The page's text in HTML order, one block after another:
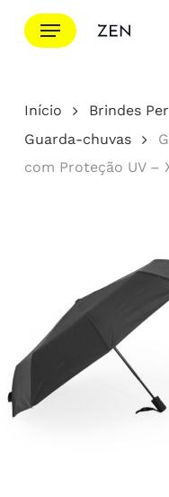
para
principal
Menu
Cotação
Início Brindes
Guarda-chuvas
com Proteção UV –